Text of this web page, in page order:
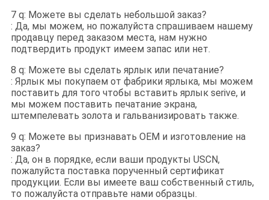
7 q: Можете вы сделать небольшой заказ?
: Да, мы можем, но пожалуйста спрашиваем нашему
продавцу перед заказом места, нам нужно
подтвердить продукт имеем запас или нет.
8 q: Можете вы сделать ярлык или печатание?
: Ярлык мы покупаем от фабрики ярлыка, мы можем
поставить для того чтобы вставить ярлык serive, и
мы можем поставить печатание экрана,
штемпелевать золота и гальванизировать также.
9 q: Можете вы признавать OEM и изготовление на
заказ?
: Да, он в порядке, если ваши продукты USCN,
пожалуйста поставка порученный сертификат
продукции. Если вы имеете ваш собственный стиль,
то пожалуйста отправьте нами образцы.